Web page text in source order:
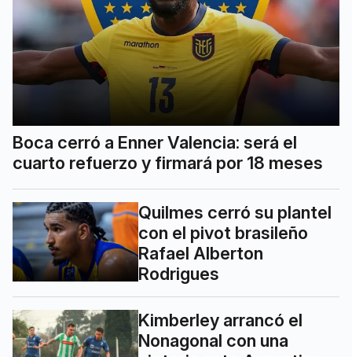
Boca cerró a Enner Valencia: será el
cuarto refuerzo y firmará por 18 meses
Quilmes cerró su plantel
con el pivot brasileño
Rafael Alberton
Rodrigues
Kimberley arrancó el
Nonagonal con una